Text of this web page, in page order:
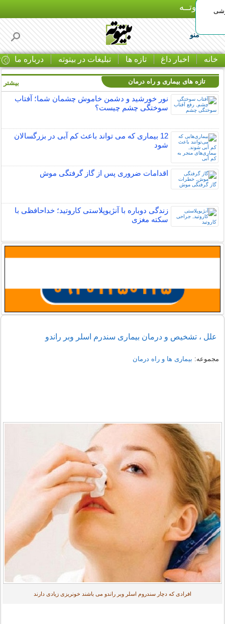
بـیتوتــه
منو
خانه اخبار داغ تازه ها تبلیغات در بیتوته درباره ما
تازه های بیماری و راه درمان
نور خورشید و دشمن خاموش چشمان شما؛ آفتاب
سوختگی چشم چیست؟
12 بیماری که می تواند باعث کم آبی در بزرگسالان
شود
اقدامات ضروری پس از گاز گرفتگی موش
زندگی دوباره با آنژیوپلاستی کاروتید؛ خداحافظی با
سکته مغزی
بیشتر
علل ، تشخیص و درمان بیماری سندرم اسلر وبر راندو
مجموعه: بیماری ها و راه درمان
افرادی که دچار سندروم اسلر وبر راندو می باشند خونریزی زیادی دارند